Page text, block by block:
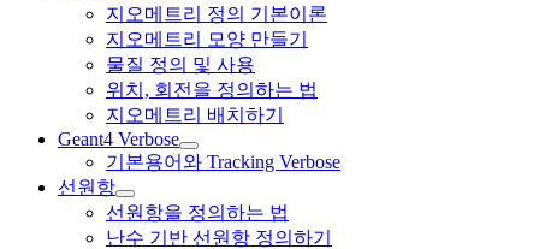
지오메트리 정의 기본이론
지오메트리 모양 만들기
물질 정의 및 사용
위치, 회전을 정의하는 법
지오메트리 배치하기
Geant4 Verbose
기본용어와 Tracking Verbose
선원항
선원항을 정의하는 법
난수 기반 선원항 정의하기